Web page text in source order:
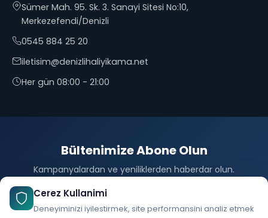
Sümer Mah. 95. Sk. 3. Sanayi Sitesi No:10,
Merkezefendi/Denizli
0545 884 25 20
iletisim@denizlihaliyikama.net
Her gün 08:00 - 21:00
Bültenimize Abone Olun
Kampanyalardan ve yeniliklerden haberdar olun.
Cerez Kullanimi
Deneyiminizi iyilestirmek, site performansini analiz etmek